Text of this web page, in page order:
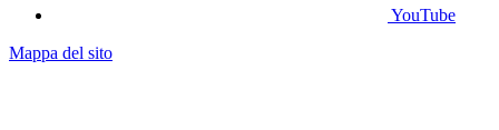
YouTube
Mappa del sito